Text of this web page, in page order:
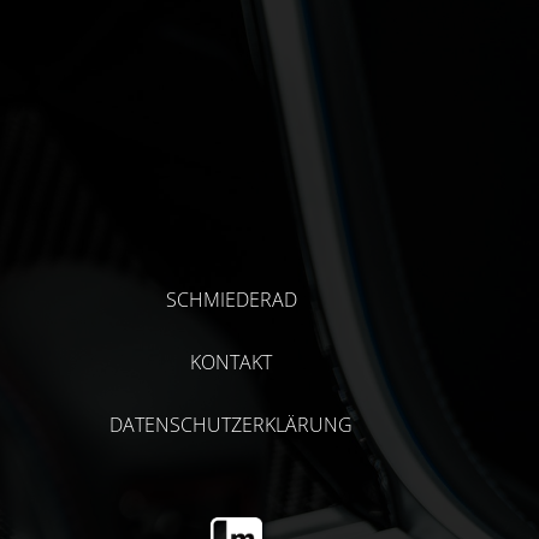
SCHMIEDERAD
KONTAKT
DATENSCHUTZERKLÄRUNG